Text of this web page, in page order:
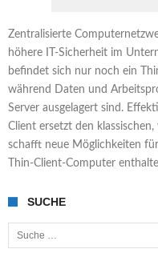
Zentralisierte
höhere IT-Sicherheit im
befindet sich nur noch ein
während Daten und
Server ausgelagert sind.
Client ersetzt den
schafft neue Möglichkeiten
Thin-Client-Computer
SUCHE
Suche nach: